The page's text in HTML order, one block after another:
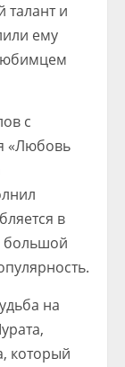
талант и
ему
с
«Любовь
в
большой
на
который